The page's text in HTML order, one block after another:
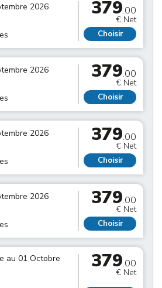
2026
379.00
€ Net
Choisir
2026
379.00
€ Net
Choisir
2026
379.00
€ Net
Choisir
2026
379.00
€ Net
Choisir
au 01 Octobre
379.00
€ Net